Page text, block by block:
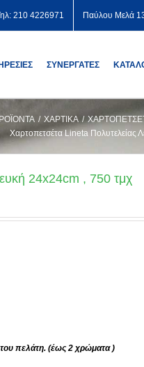
210 4226971 Παύλου Μελά
ΣΥΝΕΡΓΑΤΕΣ
/ ΧΑΡΤΙΚΑ /
Χαρτοπετσέτα Lineta Πολυτελείας
24x24cm , 750 τμχ
πελάτη. (έως 2 χρώματα )